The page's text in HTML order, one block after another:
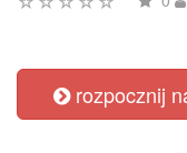
rozpocznij